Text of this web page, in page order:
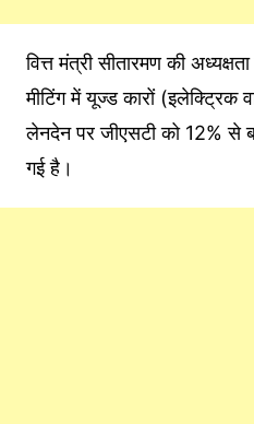
वित्त मंत्री सीतारमण की
मीट‍िंग में यूज्‍ड कारों (इलेक्ट्रिक
लेनदेन पर जीएसटी को 12% से
गई है।